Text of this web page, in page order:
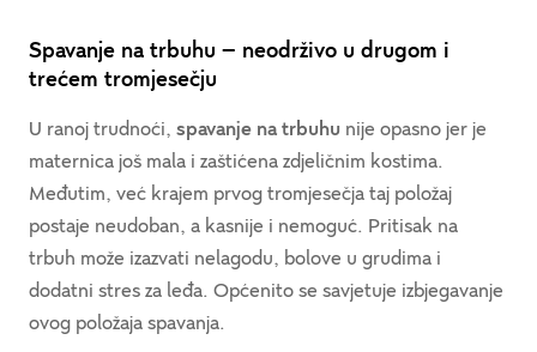
Spavanje na trbuhu – neodrživo u drugom i
trećem tromjesečju
U ranoj trudnoći, spavanje na trbuhu nije opasno jer je
maternica još mala i zaštićena zdjeličnim kostima.
Međutim, već krajem prvog tromjesečja taj položaj
postaje neudoban, a kasnije i nemoguć. Pritisak na
trbuh može izazvati nelagodu, bolove u grudima i
dodatni stres za leđa. Općenito se savjetuje izbjegavanje
ovog položaja spavanja.